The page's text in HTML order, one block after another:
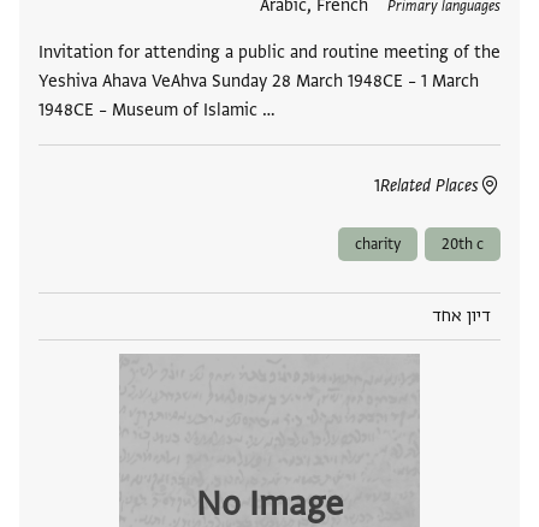
Primary languages
Arabic, French
Invitation for attending a public and routine meeting of the
Yeshiva Ahava VeAhva Sunday 28 March 1948CE – 1 March
1948CE – Museum of Islamic …
Related Places
1
20th c
charity
דיון אחד
No Image